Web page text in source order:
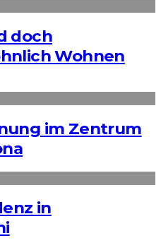
doch
Wohnen
im Zentrum
in